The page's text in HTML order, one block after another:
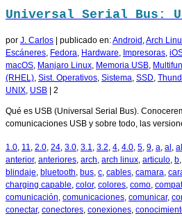
Universal Serial Bus:
por J. Carlos publicado en:Android ,Arch
Escáneres, Fedora, Hardware, Impresoras,
macOS, Manjaro Linux, Memoria USB,
(RHEL), Sist. Operativos, Sistema, SSD,
UNIX, USB 2
Qué es USB (Universal Serial Bus).
comunicaciones USB y sobre todo, las
1.0, 11, 2.0, 24, 3.0, 3.1, 3.2, 4, 4.0, 5, 9, a, al ,
anterior, anteriores, arch, arch linux, articulo, b,
blindaje, bluetooth, bus, c, cables, camara,
charging capable, color, colores, como,
comunicación, comunicaciones, comunicar,
conectar, conectores, conexiones,